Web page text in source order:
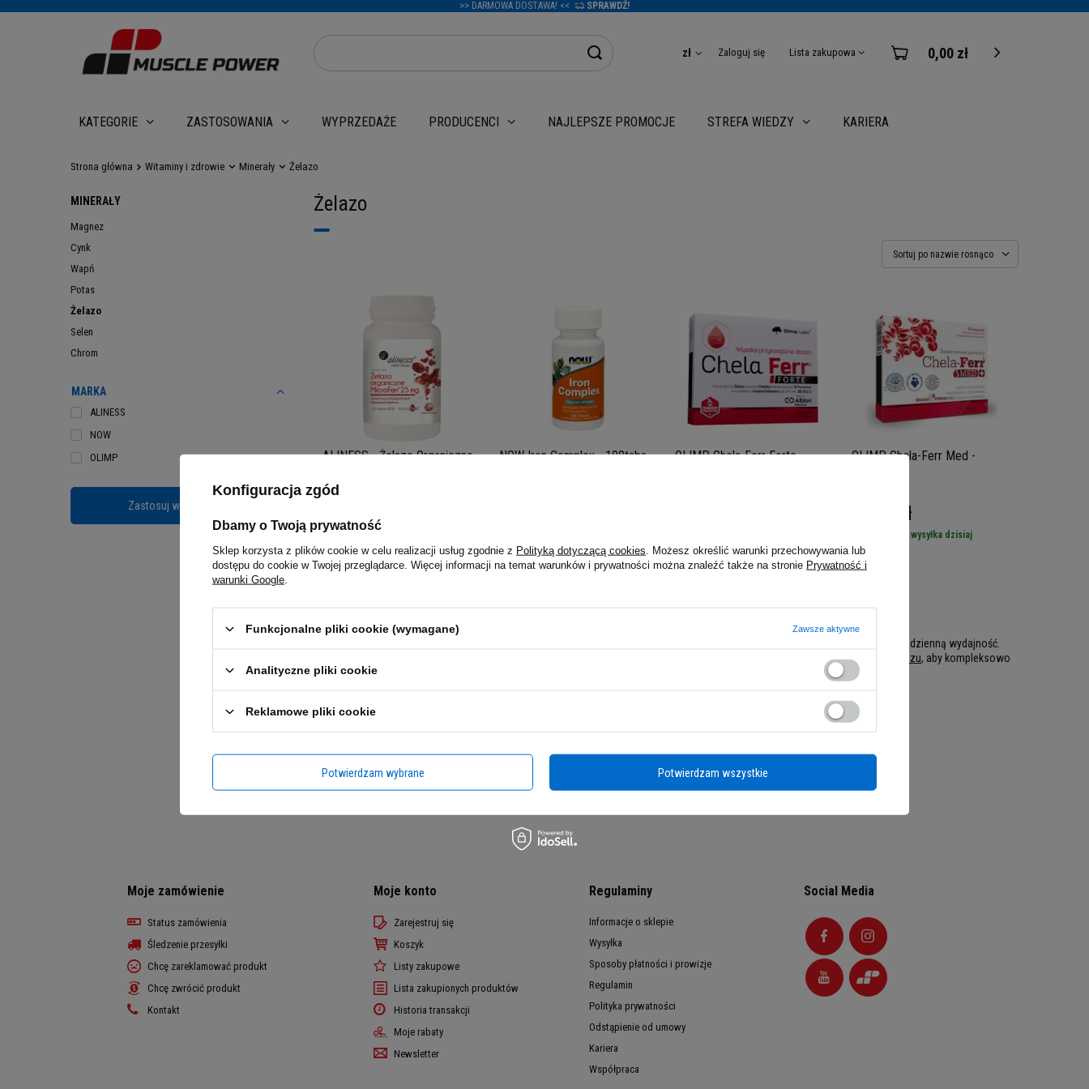
>> DARMOWA DOSTAWA! << SPRAWDŹ!
zł Zaloguj się Lista zakupowa 0,00 zł
KATEGORIE ZASTOSOWANIA WYPRZEDAŻE PRODUCENCI NAJLEPSZE PROMOCJE STREFA WIEDZY KARIERA
Strona główna Witaminy i zdrowie Minerały Żelazo
MINERAŁY
Magnez
Cynk
Wapń
Potas
Żelazo
Selen
Chrom
MARKA
ALINESS
NOW
OLIMP
Zastosuj wybrane filtry
Żelazo
Sortuj po nazwie rosnąco
ALINESS - Żelazo Organiczne
Kup do 20:00 -
NOW Iron Complex - 100tabs
OLIMP Chela-Ferr Forte -
OLIMP Chela-Ferr Med -
31,79 zł
wysyłka dzisiaj
Wybierzżelazo w tabletkach
, co niszczy nastrój i codzienną wydajność.
suplementy magnezu, aby kompleksowo
zadbać o siły witalne. Odzyskasz formę i wyeliminujesz męczące objawy niedoboru żelaza. Poczuj różnicę.
Moje zamówienie
Status zamówienia
Śledzenie przesyłki
Chcę zareklamować produkt
Chcę zwrócić produkt
Kontakt
Moje konto
Zarejestruj się
Koszyk
Listy zakupowe
Lista zakupionych produktów
Historia transakcji
Moje rabaty
Newsletter
Regulaminy
Informacje o sklepie
Wysyłka
Sposoby płatności i prowizje
Regulamin
Polityka prywatności
Odstąpienie od umowy
Kariera
Współpraca
Social Media
Konfiguracja zgód
Dbamy o Twoją prywatność
Sklep korzysta z plików cookie w celu realizacji usług zgodnie z Polityką dotyczącą cookies . Możesz określić warunki przechowywania lub
dostępu do cookie w Twojej przeglądarce. Więcej informacji na temat warunków i prywatności można znaleźć także na stronie Prywatność i
warunki Google
Funkcjonalne pliki cookie (wymagane) Zawsze aktywne
Analityczne pliki cookie
Reklamowe pliki cookie
Potwierdzam wybrane Potwierdzam wszystkie